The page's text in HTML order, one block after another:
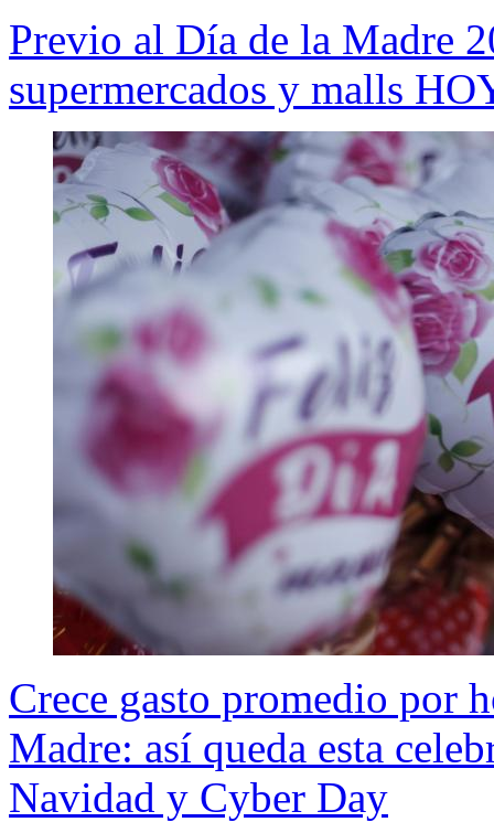
Previo al Día de la Madre
supermercados y malls
Crece gasto promedio por
Madre: así queda esta
Navidad y Cyber Day